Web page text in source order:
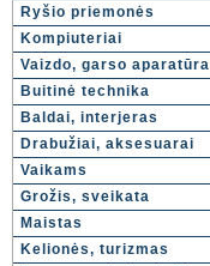
Ryšio priemonės
Kompiuteriai
Vaizdo, garso aparatūra
Buitinė technika
Baldai, interjeras
Drabužiai, aksesuarai
Vaikams
Grožis, sveikata
Maistas
Kelionės, turizmas